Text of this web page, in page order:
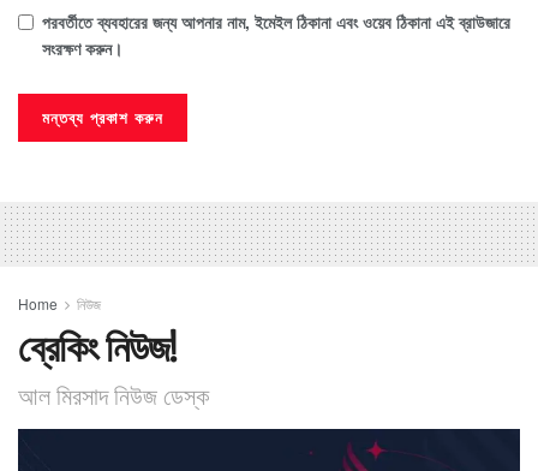
পরবর্তীতে ব্যবহারের জন্য আপনার নাম, ইমেইল ঠিকানা এবং ওয়েব ঠিকানা এই ব্রাউজারে
সংরক্ষণ করুন।
Home নিউজ
ব্রেকিং নিউজ!
আল মিরসাদ নিউজ ডেস্ক